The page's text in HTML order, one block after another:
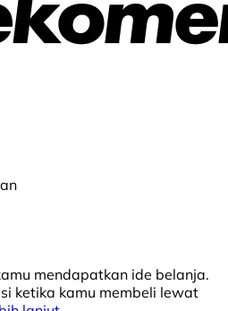
mendapatkan ide belanja.
ketika kamu membeli lewat